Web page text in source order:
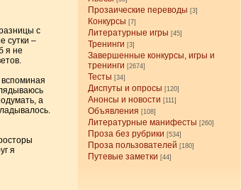
Прозаические переводы [3]
Конкурсы [7]
Литературные игры [45]
Тренинги [3]
Завершенные конкурсы, игры и
тренинги [2674]
Тесты [34]
Диспуты и опросы [120]
Анонсы и новости [111]
Объявления [108]
Литературные манифесты [260]
Проза без рубрики [534]
Проза пользователей [180]
Путевые заметки [44]
с
сутки –
я не
а
я